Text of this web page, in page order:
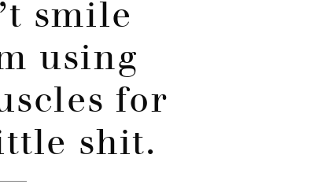
smile
using
for
shit.